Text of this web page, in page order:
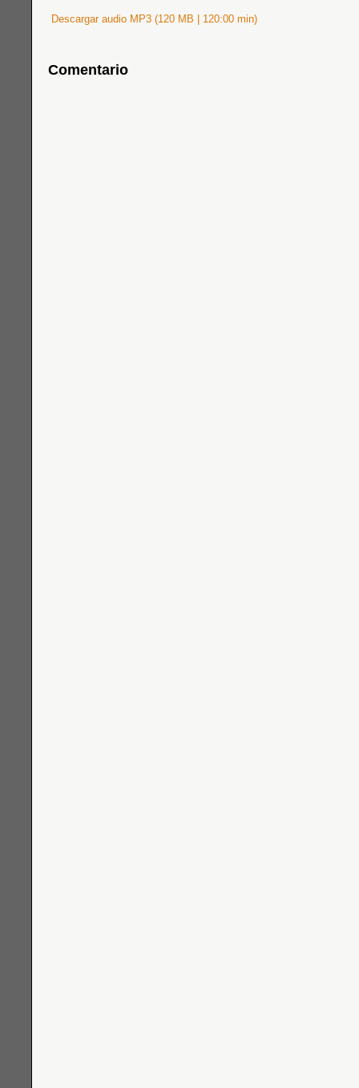
Descargar audio MP3 (120 MB | 120:00 min)
Comentario